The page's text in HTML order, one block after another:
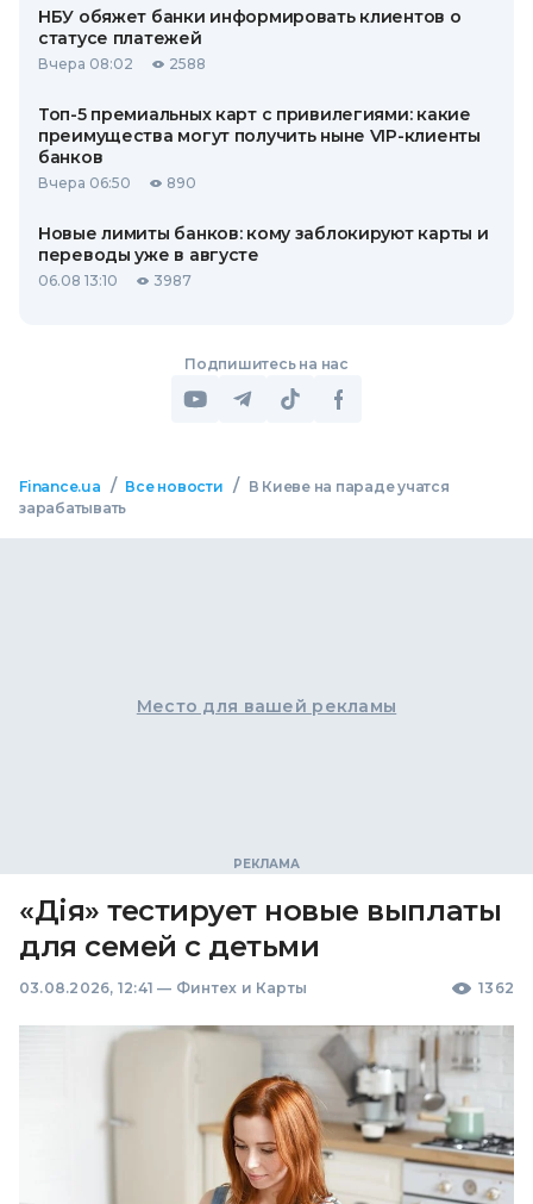
НБУ обяжет банки информировать клиентов о
статусе платежей
Вчера 08:02 2588
Топ-5 премиальных карт с привилегиями: какие
преимущества могут получить ныне VIP-клиенты
банков
Вчера 06:50 890
Новые лимиты банков: кому заблокируют карты и
переводы уже в августе
06.08 13:10 3987
Подпишитесь на нас
Finance.ua / Все новости /
В Киеве на параде учатся
зарабатывать
Место для вашей рекламы
«Дія» тестирует новые выплаты
для семей с детьми
03.08.2026, 12:41 — Финтех и Карты 1362